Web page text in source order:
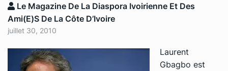
Le Magazine De La Diaspora Ivoirienne Et Des
Ami(e)s De La Côte D’Ivoire
juillet 30, 2010
Laurent
Gbagbo est